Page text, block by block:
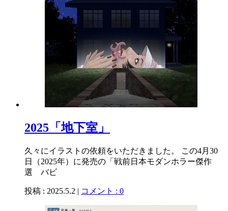
2025「地下室」
久々にイラストの依頼をいただきました。 この4月30
日（2025年）に発売の「戦前日本モダンホラー傑作
選 バビ
投稿 : 2025.5.2 | コメント : 0